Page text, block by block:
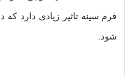
فرم سینه تاثیر زیادی دارد که
شود.